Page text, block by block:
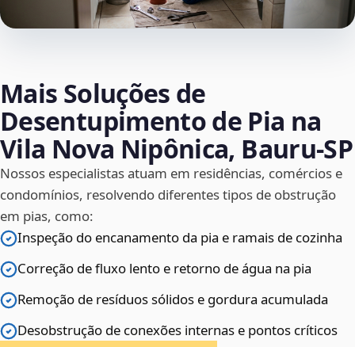
Mais Soluções de
Desentupimento de Pia na
Vila Nova Nipônica, Bauru‑SP
Nossos especialistas atuam em residências, comércios e
condomínios, resolvendo diferentes tipos de obstrução
em pias, como:
Inspeção do encanamento da pia e ramais de cozinha
Correção de fluxo lento e retorno de água na pia
Remoção de resíduos sólidos e gordura acumulada
Desobstrução de conexões internas e pontos críticos